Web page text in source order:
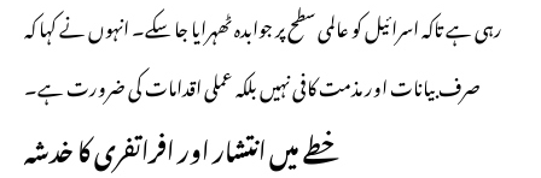
رہی ہے تاکہ اسرائیل کو عالمی سطح پر جوابدہ ٹھہرایا جا سکے۔ انہوں نے کہا کہ
صرف بیانات اور مذمت کافی نہیں بلکہ عملی اقدامات کی ضرورت ہے۔
خطے میں انتشار اور افراتفری کا خدشہ